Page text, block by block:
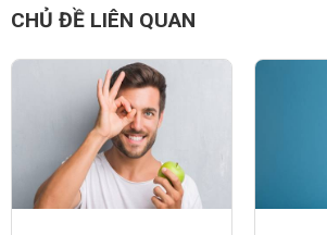
CHỦ ĐỀ LIÊN QUAN